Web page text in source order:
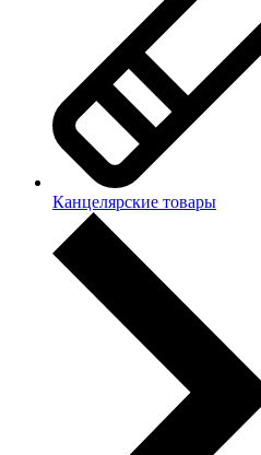
Канцелярские товары